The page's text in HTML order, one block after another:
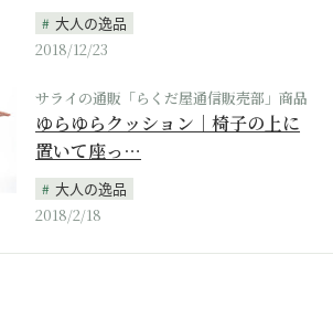
大人の逸品
2018/12/23
サライの通販「らくだ屋通信販売部」商品
ゆらゆらクッション｜椅子の上に
置いて座っ…
大人の逸品
2018/2/18